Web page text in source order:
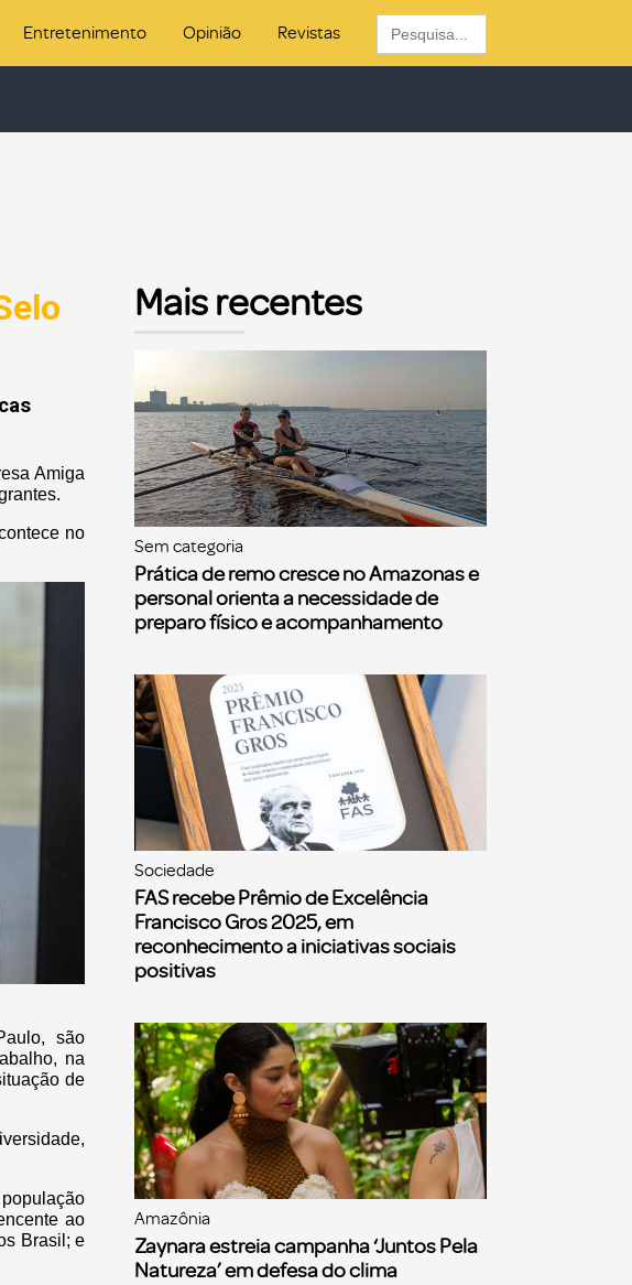
Entretenimento Opinião Revistas
Search
for:
Amiga
no
são
na
de
ao
Brasil; e
Mais recentes
Sem categoria
Prática de remo cresce no Amazonas e
personal orienta a necessidade de
preparo físico e acompanhamento
Sociedade
FAS recebe Prêmio de Excelência
Francisco Gros 2025, em
reconhecimento a iniciativas sociais
positivas
Amazônia
Zaynara estreia campanha ‘Juntos Pela
Natureza’ em defesa do clima